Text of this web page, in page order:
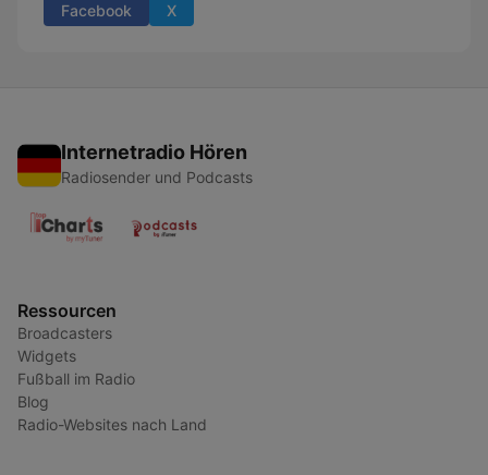
Facebook X
Internetradio Hören
Radiosender und Podcasts
Ressourcen
Broadcasters
Widgets
Fußball im Radio
Blog
Radio-Websites nach Land